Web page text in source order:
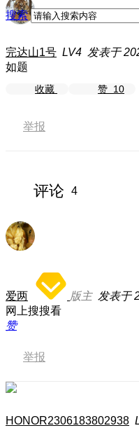
搜索
完达山1号 LV4 发表于
如题
收藏 赞 10
举报
评论 4
爱两 版主 发表于
网上搜搜看
赞
举报
HONOR2306183802938